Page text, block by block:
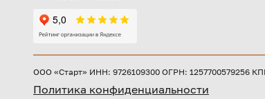
ООО «Старт» ИНН: 9726109300 ОГРН: 1257700579256
Политика конфиденциальности